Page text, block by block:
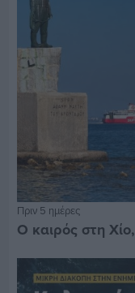
Πριν 5 ημέρες
Ο καιρός στη